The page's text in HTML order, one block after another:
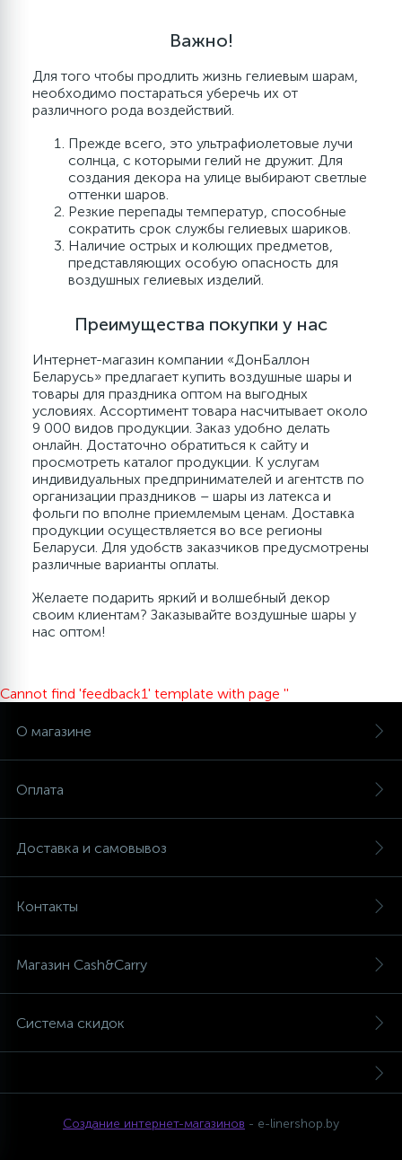
Топперы
Одноразовые салфетки
Шпажки для канапе и десертов
Парики, пряди, бороды и носы
Свечи декоративные
Важно!
Для того чтобы продлить жизнь гелиевым шарам,
необходимо постараться уберечь их от
различного рода воздействий.
Прежде всего, это ультрафиолетовые лучи
солнца, с которыми гелий не дружит. Для
создания декора на улице выбирают светлые
оттенки шаров.
Резкие перепады температур, способные
сократить срок службы гелиевых шариков.
Наличие острых и колющих предметов,
представляющих особую опасность для
воздушных гелиевых изделий.
Преимущества покупки у нас
Интернет-магазин компании «ДонБаллон
Беларусь» предлагает купить воздушные шары и
товары для праздника оптом на выгодных
условиях. Ассортимент товара насчитывает около
9 000 видов продукции. Заказ удобно делать
онлайн. Достаточно обратиться к сайту и
просмотреть каталог продукции. К услугам
индивидуальных предпринимателей и агентств по
организации праздников – шары из латекса и
фольги по вполне приемлемым ценам. Доставка
продукции осуществляется во все регионы
Беларуси. Для удобств заказчиков предусмотрены
различные варианты оплаты.
Желаете подарить яркий и волшебный декор
своим клиентам? Заказывайте воздушные шары у
нас оптом!
Cannot find 'feedback1' template with page ''
О магазине
Оплата
Доставка и самовывоз
Контакты
Магазин Cash&Carry
Система скидок
Создание интернет-магазинов - e-linershop.by